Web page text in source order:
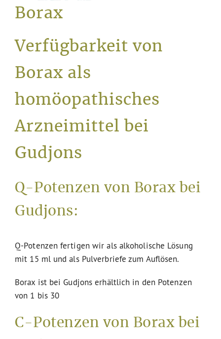
Borax
Verfügbarkeit von
Borax als
homöopathisches
Arzneimittel bei
Gudjons
Q-Potenzen von Borax bei
Gudjons:
Q-Potenzen fertigen wir als alkoholische Lösung
mit 15 ml und als Pulverbriefe zum Auflösen.
Borax ist bei Gudjons erhältlich in den Potenzen
von 1 bis 30
C-Potenzen von Borax bei